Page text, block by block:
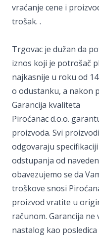
vraćanje cene i
trošak. .
Trgovac je dužan da
iznos koji je potrošač
najkasnije u roku od
o odustanku, a nakon
Garancija kvaliteta
Piroćanac d.o.o.
proizvoda. Svi
odgovaraju
odstupanja od
obavezujemo se da
troškove snosi
proizvod vratite u
računom. Garancija
nastalog kao